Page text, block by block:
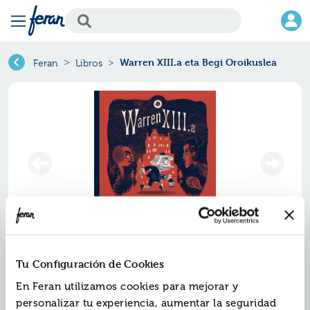
Tu Configuración de Cookies
En Feran utilizamos cookies para mejorar y
personalizar tu experiencia, aumentar la seguridad
Feran Libros Warren XIII.a eta Begi Oroikuslea
Ref.ZIZ-3705941
ISBN:9788413705941